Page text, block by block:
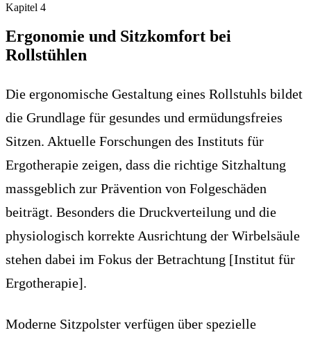
Kapitel 4
Ergonomie und Sitzkomfort bei
Rollstühlen
Die ergonomische Gestaltung eines Rollstuhls bildet
die Grundlage für gesundes und ermüdungsfreies
Sitzen. Aktuelle Forschungen des Instituts für
Ergotherapie zeigen, dass die richtige Sitzhaltung
massgeblich zur Prävention von Folgeschäden
beiträgt. Besonders die Druckverteilung und die
physiologisch korrekte Ausrichtung der Wirbelsäule
stehen dabei im Fokus der Betrachtung [Institut für
Ergotherapie].
Moderne Sitzpolster verfügen über spezielle